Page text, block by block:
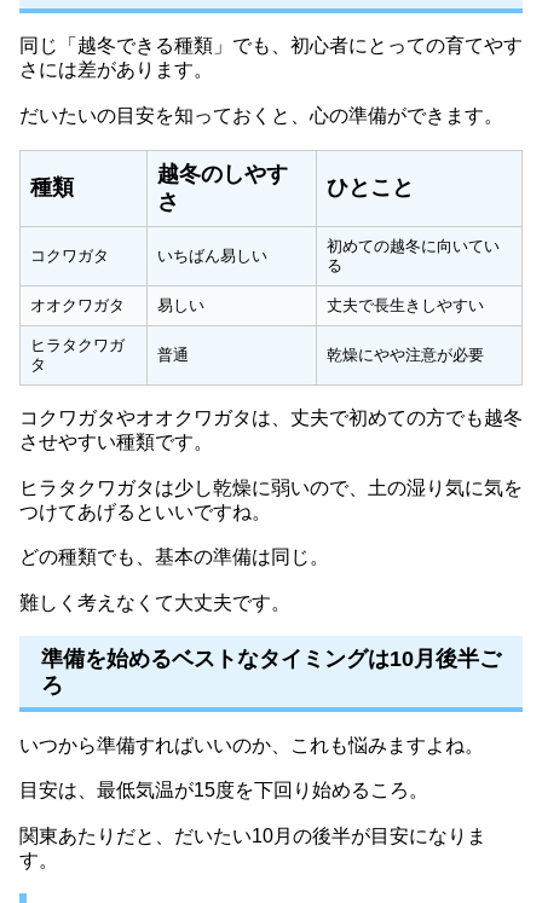
同じ「越冬できる種類」でも、初心者にとっての育てやす
さには差があります。
だいたいの目安を知っておくと、心の準備ができます。
種類
越冬のしやす
さ
ひとこと
コクワガタ いちばん易しい
初めての越冬に向いてい
る
オオクワガタ 易しい 丈夫で長生きしやすい
ヒラタクワガ
タ
普通 乾燥にやや注意が必要
コクワガタやオオクワガタは、丈夫で初めての方でも越冬
させやすい種類です。
ヒラタクワガタは少し乾燥に弱いので、土の湿り気に気を
つけてあげるといいですね。
どの種類でも、基本の準備は同じ。
難しく考えなくて大丈夫です。
準備を始めるベストなタイミングは10月後半ご
ろ
いつから準備すればいいのか、これも悩みますよね。
目安は、最低気温が15度を下回り始めるころ。
関東あたりだと、だいたい10月の後半が目安になりま
す。